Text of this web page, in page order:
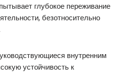
глубокое переживание
безотносительно
внутренним
устойчивость к